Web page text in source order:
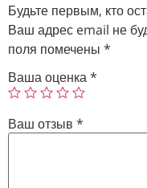
Будьте первым, кто
Ваш адрес email не
поля помечены *
Ваша оценка*
Ваш отзыв *